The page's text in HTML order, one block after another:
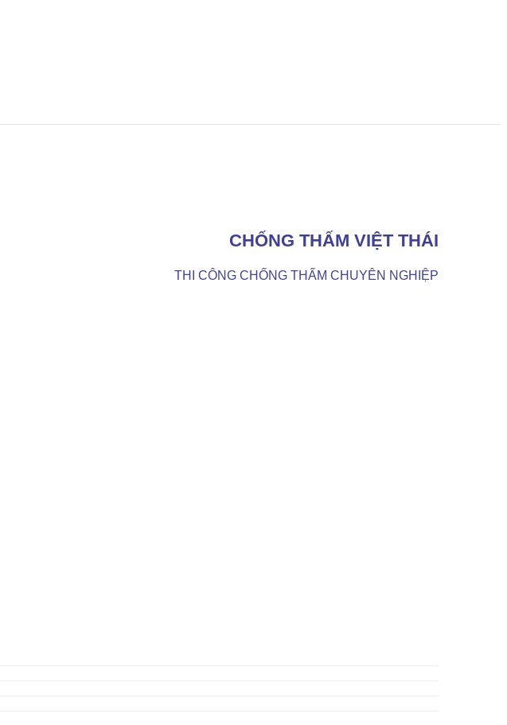
CHỐNG THẤM VIỆT THÁI
THI CÔNG CHỐNG THẤM CHUYÊN NGHIỆP